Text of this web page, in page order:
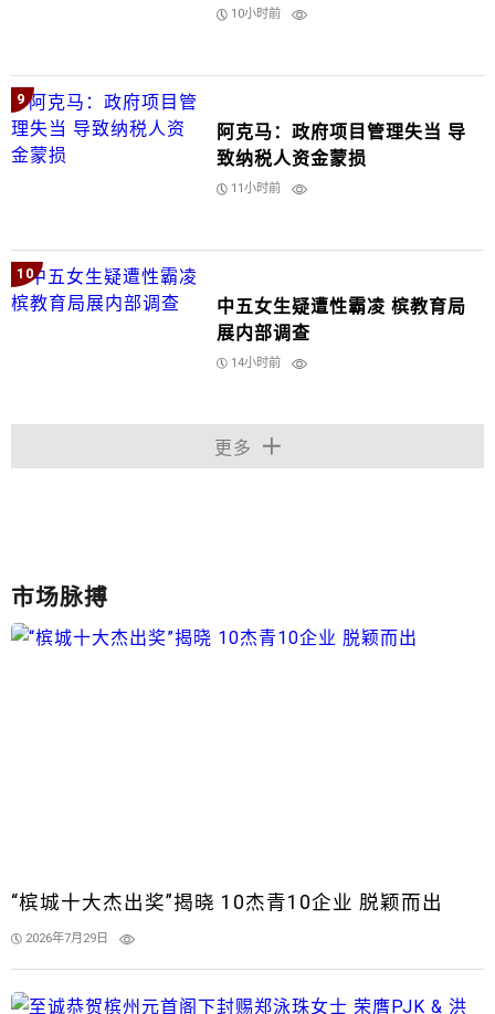
10小时前
9
阿克马：政府项目管理失当 导
致纳税人资金蒙损
11小时前
10
中五女生疑遭性霸凌 槟教育局
展内部调查
14小时前
更多
市场脉搏
“槟城十大杰出奖”揭晓 10杰青10企业 脱颖而出
2026年7月29日